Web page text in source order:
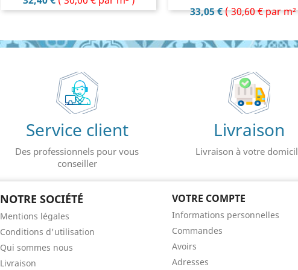
Prix
33,05 €(30,60 €par
Service client
Des professionnels pour vous
conseiller
Livraison
Livraison à votre
NOTRE SOCIÉTÉ
Mentions légales
Conditions d'utilisation
Qui sommes nous
Livraison
VOTRE COMPTE
Informations personnelles
Commandes
Avoirs
Adresses